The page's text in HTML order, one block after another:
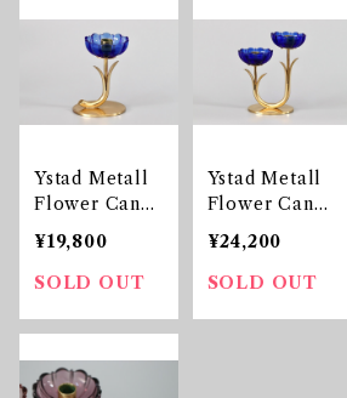
Ystad Metall
Flower Candl
e Holder Blue
一輪
¥19,800
SOLD OUT
Ystad Metall
Flower Candl
e Holder Blue
二輪
¥24,200
SOLD OUT